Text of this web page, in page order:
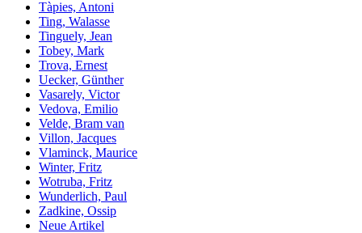
Tàpies, Antoni
Ting, Walasse
Tinguely, Jean
Tobey, Mark
Trova, Ernest
Uecker, Günther
Vasarely, Victor
Vedova, Emilio
Velde, Bram van
Villon, Jacques
Vlaminck, Maurice
Winter, Fritz
Wotruba, Fritz
Wunderlich, Paul
Zadkine, Ossip
Neue Artikel